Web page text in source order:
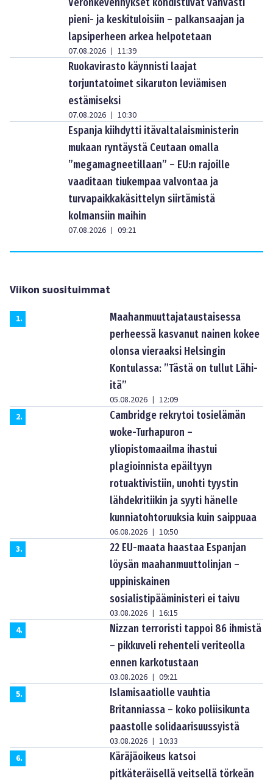
Veronkevennykset kohdistuvat vahvasti
pieni- ja keskituloisiin – palkansaajan ja
lapsiperheen arkea helpotetaan
07.08.2026 11:39
Ruokavirasto käynnisti laajat
torjuntatoimet sikaruton leviämisen
estämiseksi
07.08.2026 10:30
Espanja kiihdytti itävaltalaisministerin
mukaan ryntäystä Ceutaan omalla
”megamagneetillaan” – EU:n rajoille
vaaditaan tiukempaa valvontaa ja
turvapaikkakäsittelyn siirtämistä
kolmansiin maihin
07.08.2026 09:21
Viikon suosituimmat
1.
Maahanmuuttajataustaisessa
perheessä kasvanut nainen kokee
olonsa vieraaksi Helsingin
Kontulassa: ”Tästä on tullut Lähi-
itä”
05.08.2026
12:09
2.
Cambridge rekrytoi tosielämän
woke-Turhapuron –
yliopistomaailma ihastui
plagioinnista epäiltyyn
rotuaktivistiin, unohti tyystin
lähdekritiikin ja syyti hänelle
kunniatohtoruuksia kuin saippuaa
06.08.2026
10:50
3.
22 EU-maata haastaa Espanjan
löysän maahanmuuttolinjan –
uppiniskainen
sosialistipääministeri ei taivu
03.08.2026
16:15
4.
Nizzan terroristi tappoi 86 ihmistä
– pikkuveli rehenteli veriteolla
ennen karkotustaan
03.08.2026
09:21
5.
Islamisaatiolle vauhtia
Britanniassa – koko poliisikunta
paastolle solidaarisuussyistä
03.08.2026
10:33
6.
Käräjäoikeus katsoi
pitkäteräisellä veitsellä törkeän